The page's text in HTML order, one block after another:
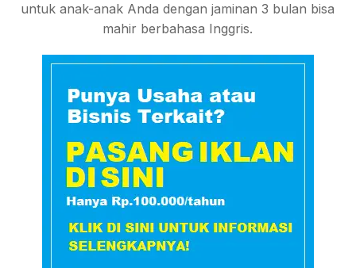
untuk anak-anak Anda dengan jaminan 3 bulan bisa
mahir berbahasa Inggris.